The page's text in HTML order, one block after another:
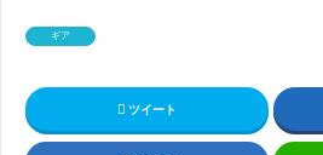
ギア
ツイート